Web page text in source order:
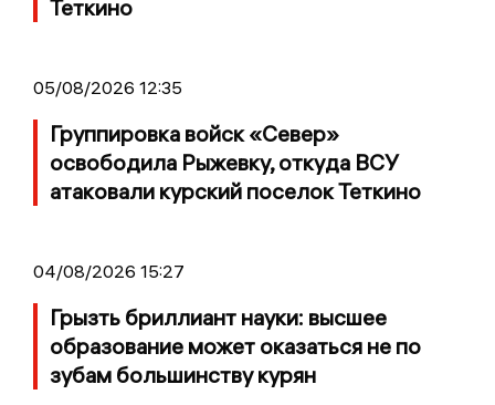
Теткино
05/08/2026 12:35
Группировка войск «Север»
освободила Рыжевку, откуда ВСУ
атаковали курский поселок Теткино
04/08/2026 15:27
Грызть бриллиант науки: высшее
образование может оказаться не по
зубам большинству курян